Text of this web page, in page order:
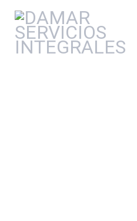
DSI SEGURIDAD
SERVICIOS